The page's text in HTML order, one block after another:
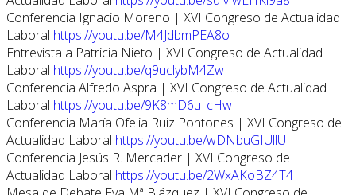
Conferencia Ignacio Moreno | XVI Congreso de Actualidad
Laboral https://youtu.be/M4JdbmPEA8o
Entrevista a Patricia Nieto | XVI Congreso de Actualidad
Laboral https://youtu.be/q9uclybM4Zw
Conferencia Alfredo Aspra | XVI Congreso de Actualidad
Laboral https://youtu.be/9K8mD6u_cHw
Conferencia María Ofelia Ruiz Pontones | XVI Congreso de
Actualidad Laboral https://youtu.be/wDNbuGIUllU
Conferencia Jesús R. Mercader | XVI Congreso de
Actualidad Laboral https://youtu.be/2WxAKoBZ4T4